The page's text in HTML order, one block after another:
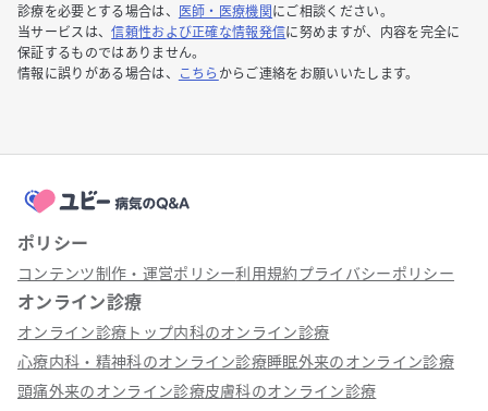
診療を必要とする場合は、
医師・医療機関 にご相談ください。
当サービスは、信頼性および正確な情報発信に努めますが、内容を完全に
保証するものではありません。
情報に誤りがある場合は、
こちら からご連絡をお願いいたします。
ポリシー
コンテンツ制作・運営ポリシー利用規約プライバシーポリシー
オンライン診療
オンライン診療トップ内科のオンライン診療
心療内科・精神科のオンライン診療睡眠外来のオンライン診療
頭痛外来のオンライン診療皮膚科のオンライン診療